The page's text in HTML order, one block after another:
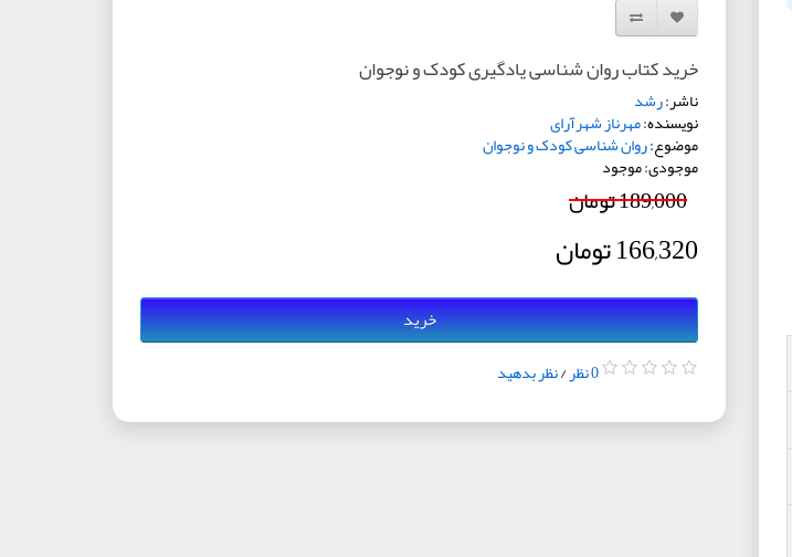
افزودن به لیست دلخواه
مقایسه این محصول
خرید کتاب روان شناسی یادگیری کودک و نوجوان
ناشر:رشد
نویسنده:مهرناز شهرآرای
موضوع:روان شناسی کودک و نوجوان
موجودی: موجود
189,000 تومان
166,320 تومان
خرید
0 نظر /نظر بدهید